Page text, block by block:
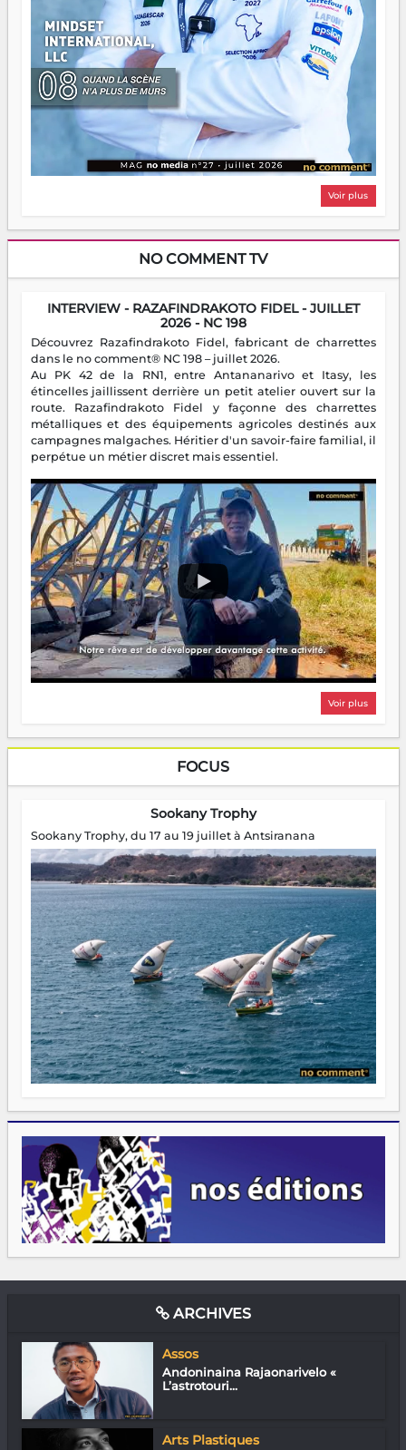
Voir plus
NO COMMENT TV
INTERVIEW - RAZAFINDRAKOTO FIDEL - JUILLET
2026 - NC 198
Découvrez Razafindrakoto Fidel, fabricant de charrettes
dans le no comment® NC 198 – juillet 2026.
Au PK 42 de la RN1, entre Antananarivo et Itasy, les
étincelles jaillissent derrière un petit atelier ouvert sur la
route. Razafindrakoto Fidel y façonne des charrettes
métalliques et des équipements agricoles destinés aux
campagnes malgaches. Héritier d'un savoir-faire familial, il
perpétue un métier discret mais essentiel.
Voir plus
FOCUS
Sookany Trophy
Sookany Trophy, du 17 au 19 juillet à Antsiranana
ARCHIVES
Assos
Andoninaina Rajaonarivelo «
L’astrotouri...
Arts Plastiques